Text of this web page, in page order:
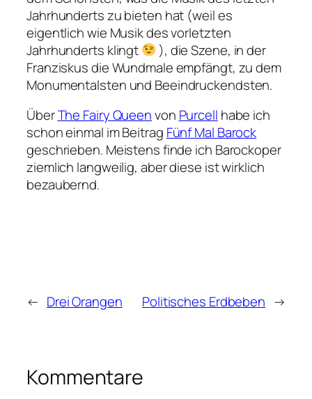
Jahrhunderts zu bieten hat (weil es
eigentlich wie Musik des vorletzten
Jahrhunderts klingt
), die Szene, in der
Franziskus die Wundmale empfängt, zu dem
Monumentalsten und Beeindruckendsten.
ÜberThe Fairy Queenvon Purcell habe ich
schon einmal im Beitrag Fünf Mal Barock
geschrieben. Meistens finde ich Barockoper
ziemlich langweilig, aber diese ist wirklich
bezaubernd.
← Drei Orangen Politisches Erdbeben →
Kommentare